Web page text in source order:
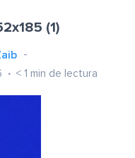
(1)
< 1 min de lectura